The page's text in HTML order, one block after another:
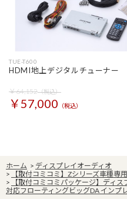
TUE-T600
HDMI地上デジタルチューナー
￥64,152（税込）
￥57,000 （税込）
ホーム > ディスプレイオーディオ
>
【取付コミコミ】Zシリーズ車種専
>
【取付コミコミパッケージ】ディ
対応フローティングビッグDA インプ